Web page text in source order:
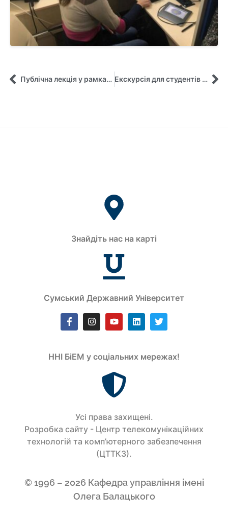
Публічна лекція у рамках практичної підготовки студентів Екскурсія для студентів до Управління майном Сумської обласної ради
Знайдіть нас на карті
Сумський Державний Університет
ННІ БіЕМ у соціальних мережах!
Усi права захищенi.
Розробка сайту - Центр телекомунікаційних
технологій та комп’ютерного забезпечення
(ЦТТКЗ).
© 1996 – 2026 Кафедра управління імені
Олега Балацького